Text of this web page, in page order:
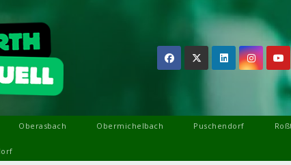
Oberasbach Obermichelbach Puschendorf